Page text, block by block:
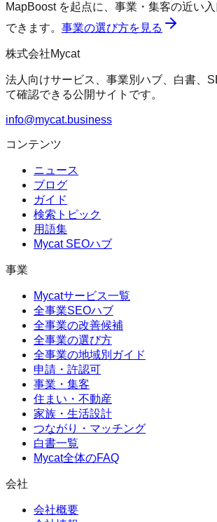
MapBoostを起点に、 事業・集客の近い入
できます。 事業の選び方を見る
株式会社Mycat
法人向けサービス、事業別ハブ、白書、
て確認できる公開サイトです。
info@mycat.business
コンテンツ
ニュース
ブログ
ガイド
検索トピック
用語集
Mycat SEOハブ
事業
Mycatサービス一覧
全事業SEOハブ
全事業の改善候補
全事業の選び方
全事業の地域別ガイド
申請・許認可
事業・集客
住まい・不動産
家族・生活設計
つながり・マッチング
白書一覧
Mycat全体のFAQ
会社
会社概要